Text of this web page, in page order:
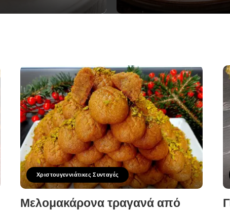
Χριστουγεννιάτικες Συνταγές
Μελομακάρονα τραγανά από